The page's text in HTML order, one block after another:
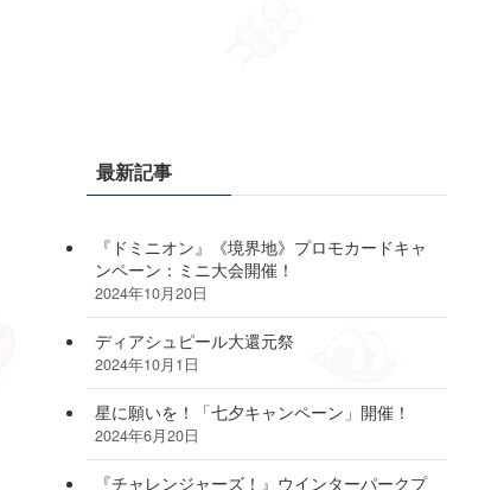
最新記事
『ドミニオン』《境界地》プロモカードキャ
ンペーン：ミニ大会開催！
2024年10月20日
ディアシュピール大還元祭
2024年10月1日
星に願いを！「七夕キャンペーン」開催！
2024年6月20日
『チャレンジャーズ！』ウインターパークプ